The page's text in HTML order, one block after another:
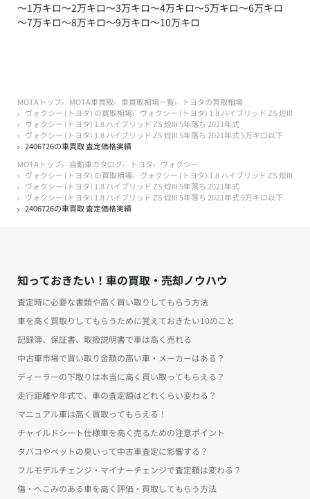
～1万キロ～2万キロ～3万キロ～4万キロ～5万キロ～6万キロ
～7万キロ～8万キロ～9万キロ～10万キロ
MOTAトップ MOTA車買取 車買取相場一覧
トヨタの買取相場
ヴォクシー (トヨタ) の買取相場
ヴォクシー (トヨタ) 1.8 ハイブリッド ZS 煌III
ヴォクシー (トヨタ) 1.8 ハイブリッド ZS 煌III 5年落ち 2021年式
ヴォクシー (トヨタ) 1.8 ハイブリッド ZS 煌III 5年落ち 2021年式 5万キロ以下
2406726の車買取 査定価格実績
MOTAトップ
自動車カタログ トヨタ
ヴォクシー
ヴォクシー (トヨタ) の買取相場
ヴォクシー (トヨタ) 1.8 ハイブリッド ZS 煌III
ヴォクシー (トヨタ) 1.8 ハイブリッド ZS 煌III 5年落ち 2021年式
ヴォクシー (トヨタ) 1.8 ハイブリッド ZS 煌III 5年落ち 2021年式 5万キロ以下
2406726の車買取 査定価格実績
知っておきたい！車の買取・売却ノウハウ
査定時に必要な書類や高く買い取りしてもらう方法
車を高く買取りしてもらうために覚えておきたい10のこと
記録簿、保証書、取扱説明書で車は高く売れる
中古車市場で買い取り金額の高い車・メーカーはある？
ディーラーの下取りは本当に高く買い取ってもらえる？
走行距離や年式で、車の査定額はどれくらい変わる？
マニュアル車は高く買取ってもらえる！
チャイルドシート仕様車を高く売るための注意ポイント
タバコやペットの臭いって中古車査定に影響する？
フルモデルチェンジ・マイナーチェンジで査定額は変わる？
傷・へこみのある車を高く評価・買取してもらう方法